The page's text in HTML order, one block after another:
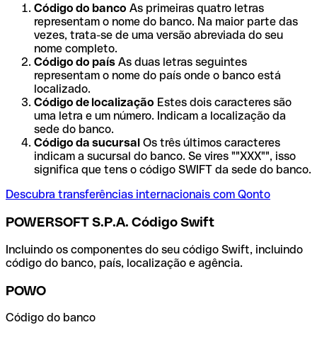
Código do banco As primeiras quatro letras
representam o nome do banco. Na maior parte das
vezes, trata-se de uma versão abreviada do seu
nome completo.
Código do país As duas letras seguintes
representam o nome do país onde o banco está
localizado.
Código de localização Estes dois caracteres são
uma letra e um número. Indicam a localização da
sede do banco.
Código da sucursal Os três últimos caracteres
indicam a sucursal do banco. Se vires ""XXX"", isso
significa que tens o código SWIFT da sede do banco.
Descubra transferências internacionais com Qonto
POWERSOFT S.P.A. Código Swift
Incluindo os componentes do seu código Swift, incluindo
código do banco, país, localização e agência.
POWO
Código do banco